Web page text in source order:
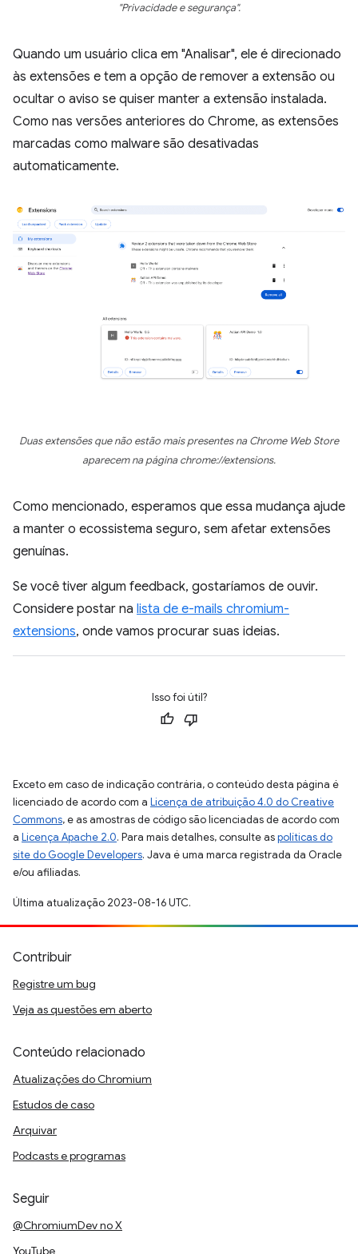
"Privacidade e segurança".
Quando um usuário clica em "Analisar", ele é direcionado
às extensões e tem a opção de remover a extensão ou
ocultar o aviso se quiser manter a extensão instalada.
Como nas versões anteriores do Chrome, as extensões
marcadas como malware são desativadas
automaticamente.
Duas extensões que não estão mais presentes na Chrome Web Store
aparecem na página chrome://extensions.
Como mencionado, esperamos que essa mudança ajude
a manter o ecossistema seguro, sem afetar extensões
genuínas.
Se você tiver algum feedback, gostaríamos de ouvir.
Considere postar na lista de e-mails chromium-
extensions, onde vamos procurar suas ideias.
Isso foi útil?
Exceto em caso de indicação contrária, o conteúdo desta página é
licenciado de acordo com a Licença de atribuição 4.0 do Creative
Commons, e as amostras de código são licenciadas de acordo com
a Licença Apache 2.0. Para mais detalhes, consulte aspolíticas do
site do Google Developers. Java é uma marca registrada da Oracle
e/ou afiliadas.
Última atualização 2023-08-16 UTC.
Contribuir
Registre um bug
Veja as questões em aberto
Conteúdo relacionado
Atualizações do Chromium
Estudos de caso
Arquivar
Podcasts e programas
Seguir
@ChromiumDev no X
YouTube